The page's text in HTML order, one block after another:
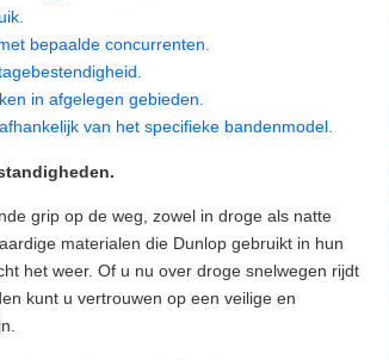
bepaalde concurrenten.
in afgelegen gebieden.
van het specifieke bandenmodel.
grip op de weg, zowel in droge als natte
materialen die Dunlop gebruikt in hun
het weer. Of u nu over droge snelwegen rijdt
kunt u vertrouwen op een veilige en